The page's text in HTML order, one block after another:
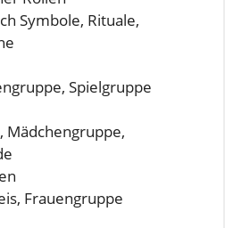
Symbole, Rituale,
Spielgruppe
Mädchengruppe,
Frauengruppe